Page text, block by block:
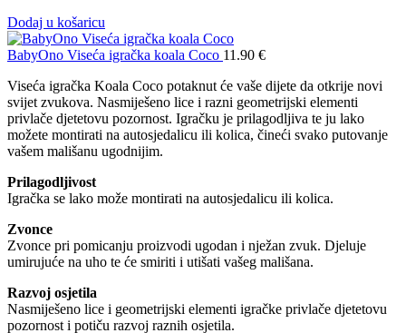
Dodaj u košaricu
BabyOno Viseća igračka koala Coco 11.90 €
Viseća igračka Koala Coco potaknut će vaše dijete da otkrije novi
svijet zvukova. Nasmiješeno lice i razni geometrijski elementi
privlače djetetovu pozornost. Igračku je prilagodljiva te ju lako
možete montirati na autosjedalicu ili kolica, čineći svako putovanje
vašem mališanu ugodnijim.
Prilagodljivost
Igračka se lako može montirati na autosjedalicu ili kolica.
Zvonce
Zvonce pri pomicanju proizvodi ugodan i nježan zvuk. Djeluje
umirujuće na uho te će smiriti i utišati vašeg mališana.
Razvoj osjetila
Nasmiješeno lice i geometrijski elementi igračke privlače djetetovu
pozornost i potiču razvoj raznih osjetila.